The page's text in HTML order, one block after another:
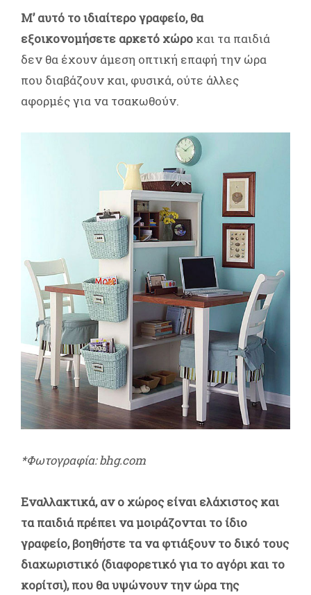
Μ’ αυτό το ιδιαίτερο γραφείο, θα
εξοικονομήσετε αρκετό χώρο και τα παιδιά
δεν θα έχουν άμεση οπτική επαφή την ώρα
που διαβάζουν και, φυσικά, ούτε άλλες
αφορμές για να τσακωθούν.
*Φωτογραφία: bhg.com
Εναλλακτικά, αν ο χώρος είναι ελάχιστος και
τα παιδιά πρέπει να μοιράζονται το ίδιο
γραφείο, βοηθήστε τα να φτιάξουν το δικό τους
διαχωριστικό (διαφορετικό για το αγόρι και το
κορίτσι), που θα υψώνουν την ώρα της